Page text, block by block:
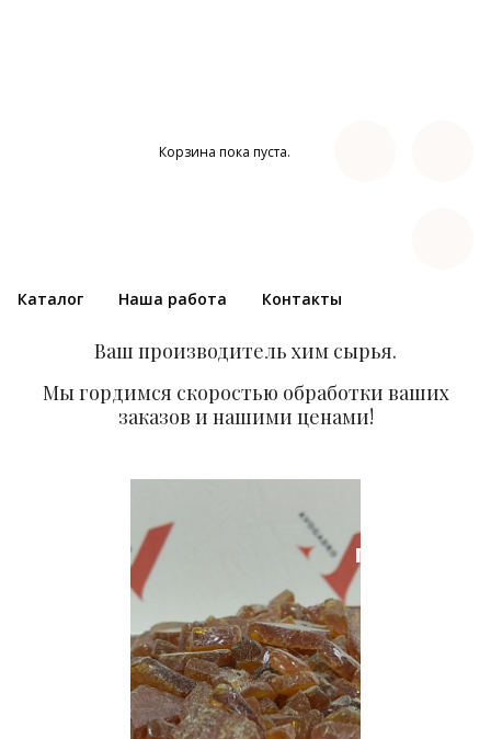
Каталог Наша работа Контакты
Корзина пока пуста.
Ваш производитель хим сырья.
Мы гордимся скоростью обработки ваших
заказов и нашими ценами!
продаж